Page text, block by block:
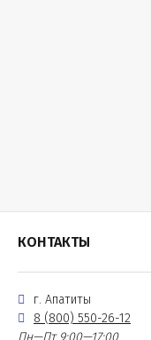
КОНТАКТЫ
г. Апатиты
8 (800) 550-26-12
Пн—Пт 9:00—17:00